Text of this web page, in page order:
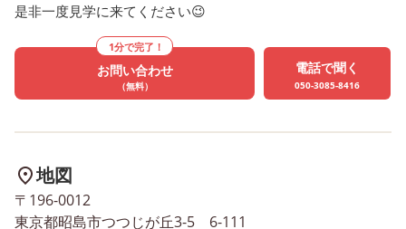
是非一度見学に来てください😉
1分で完了！
お問い合わせ
（無料）
電話で聞く
050-3085-8416
地図
〒196-0012
東京都昭島市つつじが丘3-5 6-111